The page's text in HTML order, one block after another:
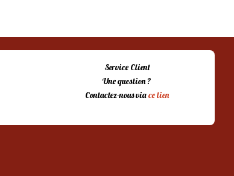
Service Client
Une question ?
Contactez-nous viace lien